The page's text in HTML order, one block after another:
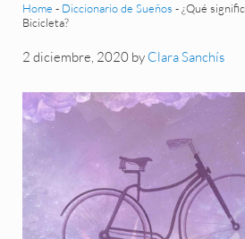
Home - Diccionario de Sueños -¿Qué
Bicicleta?
2 diciembre, 2020 by Clara Sanchís